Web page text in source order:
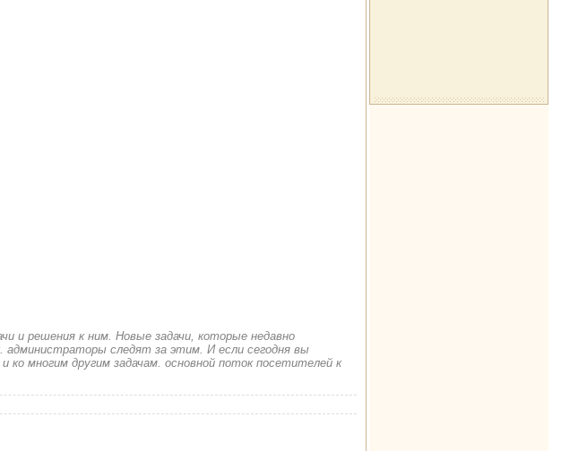
и решения к ним. Новые задачи, которые недавно
администраторы следят за этим. И если сегодня вы
многим другим задачам. основной поток посетителей к